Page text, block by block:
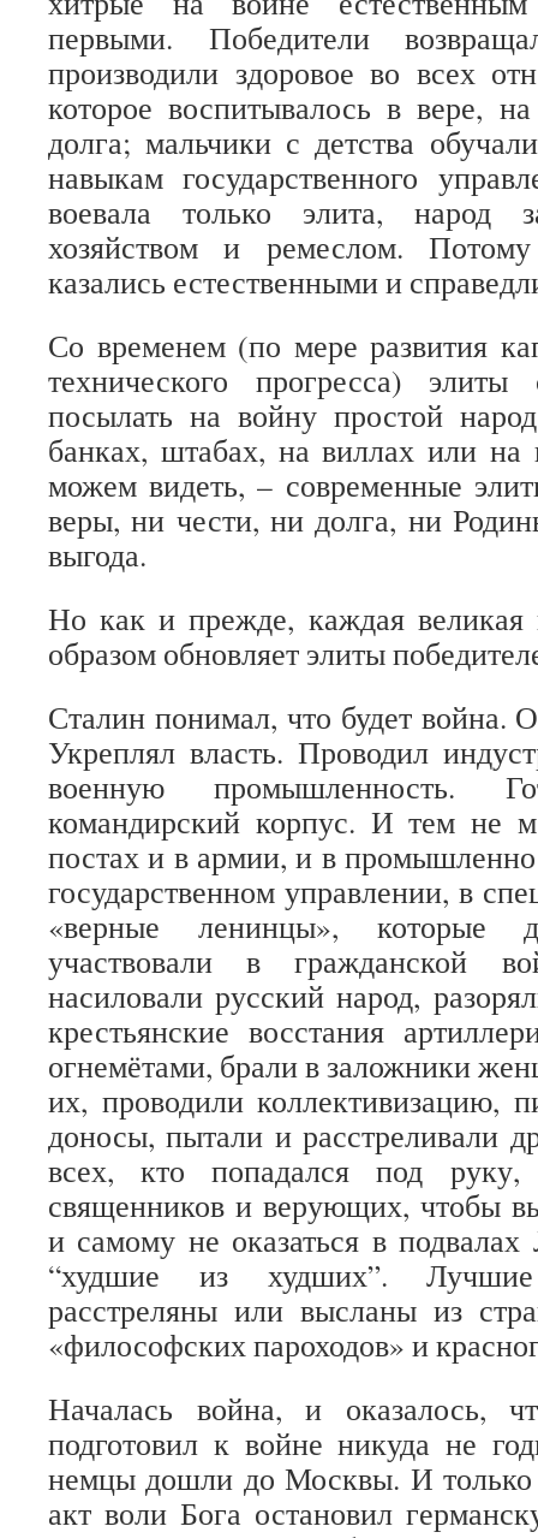
первыми. Победители
производили здоровое во всех
которое воспитывалось в вере,
долга; мальчики с детства
навыкам государственного
воевала только элита, народ
хозяйством и ремеслом.
казались естественными и
Со временем (по мере развития
технического прогресса) элиты
посылать на войну простой
банках, штабах, на виллах или
можем видеть, – современные
веры, ни чести, ни долга, ни
выгода.
Но как и прежде, каждая великая
образом обновляет элиты
Сталин понимал, что будет война.
Укреплял власть. Проводил
военную промышленность.
командирский корпус. И тем не
постах и в армии, и в
государственном управлении, в
«верные ленинцы», которые
участвовали в гражданской
насиловали русский народ,
крестьянские восстания
огнемётами, брали в заложники
их, проводили коллективизацию,
доносы, пытали и расстреливали
всех, кто попадался под
священников и верующих, чтобы
и самому не оказаться в
“худшие из худших”.
расстреляны или высланы из
«философских пароходов» и
Началась война, и оказалось,
подготовил к войне никуда не
немцы дошли до Москвы. И только
акт воли Бога остановил